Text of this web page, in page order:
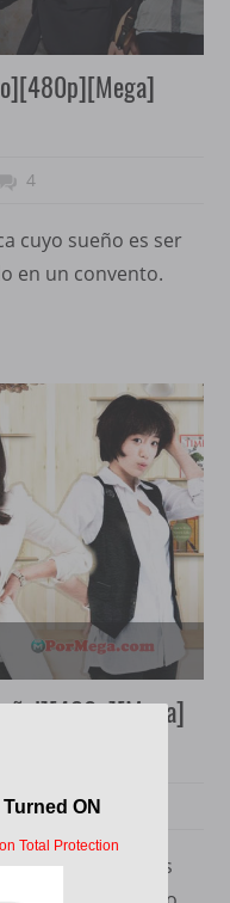
4
cuyo sueño es ser
en un convento.
0
de escribir varias